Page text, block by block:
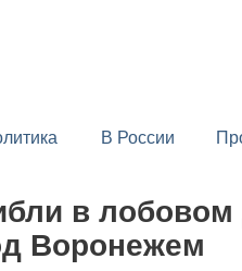
В России
в
Воронежем